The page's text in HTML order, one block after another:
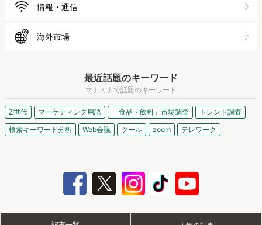
情報・通信
海外市場
最近話題のキーワード
マナミナで話題のキーワード
Z世代 マーケティング用語 「食品・飲料」市場調査
トレンド調査
検索キーワード分析
Web会議 ツール zoom テレワーク